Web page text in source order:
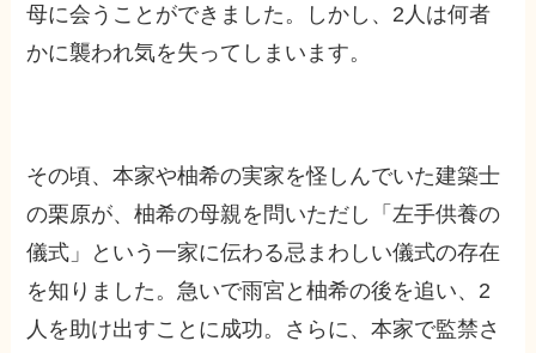
母に会うことができました。しかし、2人は何者
かに襲われ気を失ってしまいます。
その頃、本家や柚希の実家を怪しんでいた建築士
の栗原が、柚希の母親を問いただし「左手供養の
儀式」という一家に伝わる忌まわしい儀式の存在
を知りました。急いで雨宮と柚希の後を追い、2
人を助け出すことに成功。さらに、本家で監禁さ